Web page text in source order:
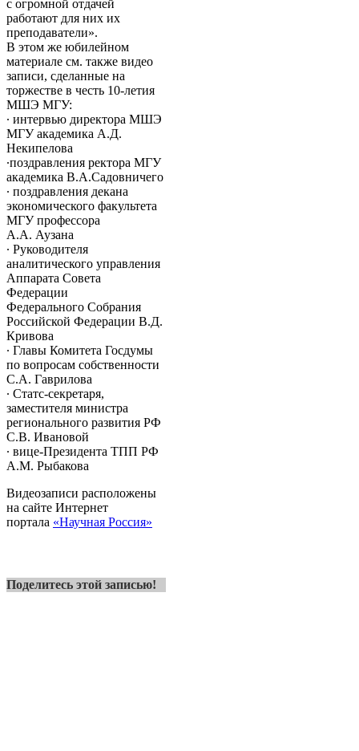
с огромной отдачей
работают для них их
преподаватели».
В этом же юбилейном
материале см. также видео
записи, сделанные на
торжестве в честь 10-летия
МШЭ МГУ:
∙ интервью директора МШЭ
МГУ академика А.Д.
Некипелова
∙поздравления ректора МГУ
академика В.А.Садовничего
∙ поздравления декана
экономического факультета
МГУ профессора
А.А. Аузана
∙ Руководителя
аналитического управления
Аппарата Совета
Федерации
Федерального Собрания
Российской Федерации В.Д.
Кривова
∙ Главы Комитета Госдумы
по вопросам собственности
С.А. Гаврилова
∙ Статс-секретаря,
заместителя министра
регионального развития РФ
С.В. Ивановой
∙ вице-Президента ТПП РФ
А.М. Рыбакова
Видеозаписи расположены
на сайте Интернет
портала «Научная Россия»
Поделитесь этой записью!